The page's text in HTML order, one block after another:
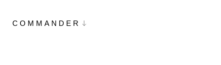
COMMANDER